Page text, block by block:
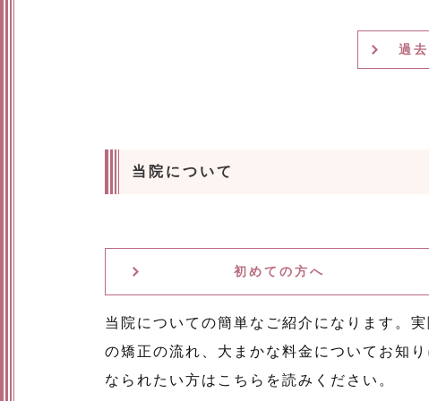
過
当院について
初めての方へ
当院についての簡単なご紹介になります。実
の矯正の流れ、大まかな料金についてお知り
なられたい方はこちらを読みください。